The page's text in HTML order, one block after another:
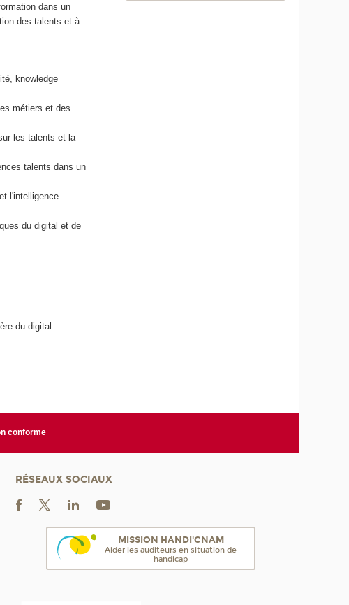
dans un
des talents et à
knowledge
métiers et des
les talents et la
talents dans un
l'intelligence
du digital et de
du digital
conforme
RÉSEAUX SOCIAUX
MISSION HANDI'CNAM
Aider les auditeurs en situation de
handicap